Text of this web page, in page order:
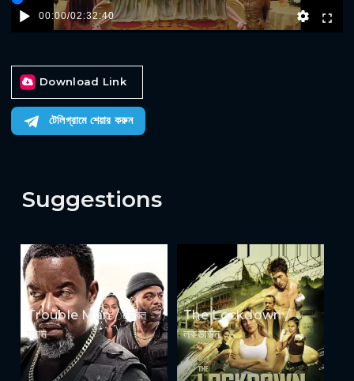
00:00/02:32:40
Download Link
টেলিগ্রামে শেয়ার করুন
Suggestions
Trouble Man / ট্রাবল
ম্যান
The Lockdown /
লকডাউন